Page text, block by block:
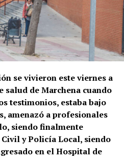
se vivieron este viernes a
salud de Marchena cuando
testimonios, estaba bajo
amenazó a profesionales
siendo finalmente
y Policía Local, siendo
en el Hospital de